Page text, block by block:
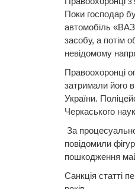
Поки господар
автомобіль
засобу, а потім
невідомому
Правоохоронці
затримали його
України.
Черкаського
За
повідомили
пошкодження
Санкція статті